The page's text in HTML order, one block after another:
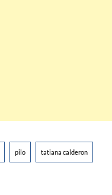
pilo tatiana calderon